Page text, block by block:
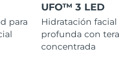
para
UFO™ 3 LED
Hidratación facial
profunda con
concentrada